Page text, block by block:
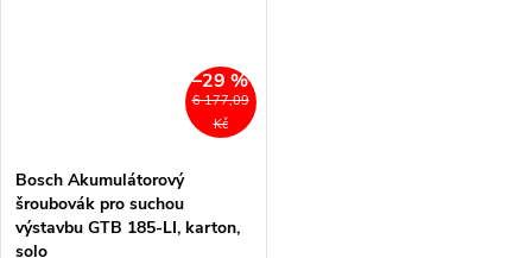
6 177,09
Kč
–29 %
Bosch Akumulátorový
šroubovák pro suchou
výstavbu GTB 185-LI, karton,
solo